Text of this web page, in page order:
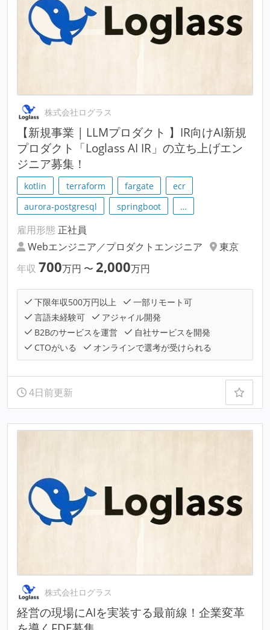
株式会社ログラス
【新規事業 | LLMプロダクト 】IR向けAI新規
プロダクト「Loglass AI IR」の立ち上げエン
ジニア募集！
kotlin terraform fargate
ecr
aurora-postgresql
springboot …
雇用形態 正社員
Webエンジニア／プロダクトエンジニア
東京
年収 700万円 〜 2,000万円
下限年収500万円以上
一部リモート可
言語未経験可
アジャイル開発
B2Bのサービスを運営
自社サービスを開発
CTOがいる
オンラインで選考が受けられる
4日前更新
株式会社ログラス
経営の現場にAIを実装する最前線！企業変革